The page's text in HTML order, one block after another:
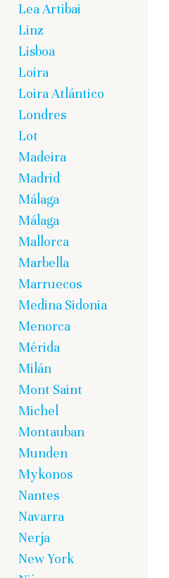
Lea Artibai
Linz
Lisboa
Loira
Loira Atlántico
Londres
Lot
Madeira
Madrid
Málaga
Málaga
Mallorca
Marbella
Marruecos
Medina Sidonia
Menorca
Mérida
Milán
Mont Saint
Michel
Montauban
Munden
Mykonos
Nantes
Navarra
Nerja
New York